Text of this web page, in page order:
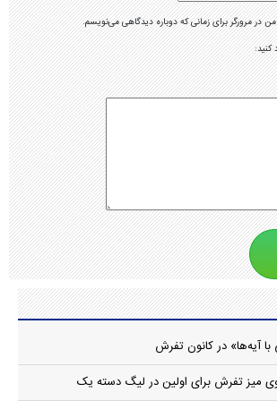
در مرورگر برای زمانی که دوباره دیدگاهی می‌نویسم.
کنید:
آیه‌ها» در کانون تفرش
میز تفرش برای اولین در لیگ دسته یک